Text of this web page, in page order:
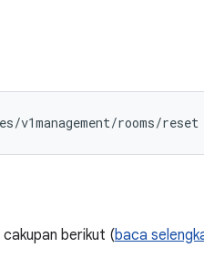
v1management/rooms/reset
berikut (baca